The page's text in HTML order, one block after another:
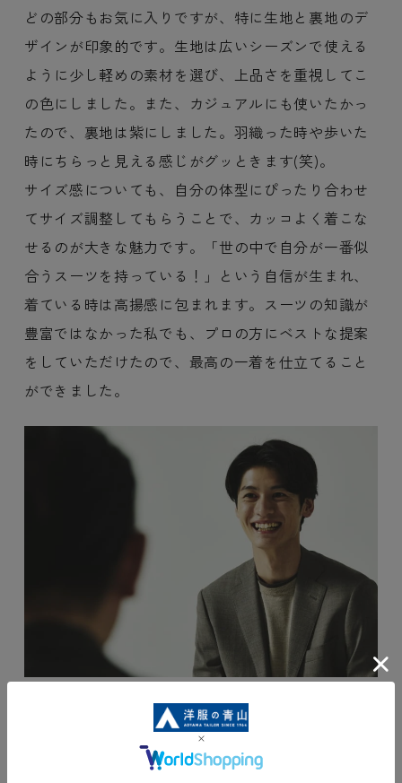
どの部分もお気に入りですが、特に生地と裏地のデ
ザインが印象的です。生地は広いシーズンで使える
ように少し軽めの素材を選び、上品さを重視してこ
の色にしました。また、カジュアルにも使いたかっ
たので、裏地は紫にしました。羽織った時や歩いた
時にちらっと見える感じがグッときます(笑)。
サイズ感についても、自分の体型にぴったり合わせ
てサイズ調整してもらうことで、カッコよく着こな
せるのが大きな魅力です。「世の中で自分が一番似
合うスーツを持っている！」という自信が生まれ、
着ている時は高揚感に包まれます。スーツの知識が
豊富ではなかった私でも、プロの方にベストな提案
をしていただけたので、最高の一着を仕立てること
ができました。
撮影ではフレッシャーズのスーツも着用しました
が、就活を控えている人や新社会人の方にもぜひ試
してみてほしいと思います。自分に合ったスーツを